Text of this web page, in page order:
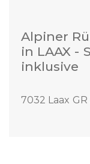
Alpiner
in LAAX -
inklusive
7032 Laax GR